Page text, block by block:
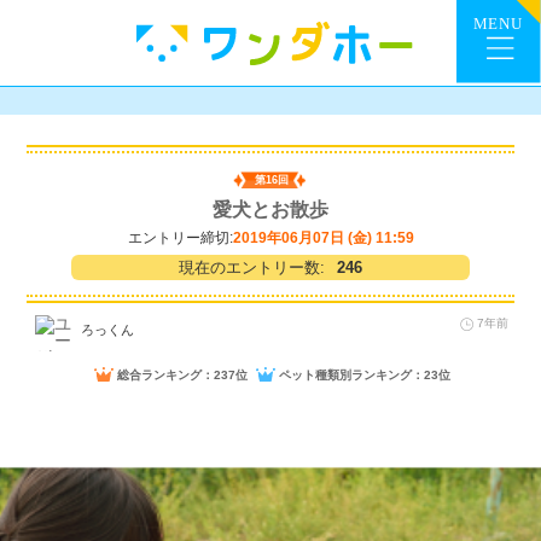
第16回
愛犬とお散歩
エントリー締切:2019年06月07日 (金) 11:59
現在のエントリー数: 246
ろっくん 7年前
総合ランキング：237位 ペット種類別ランキング：23位